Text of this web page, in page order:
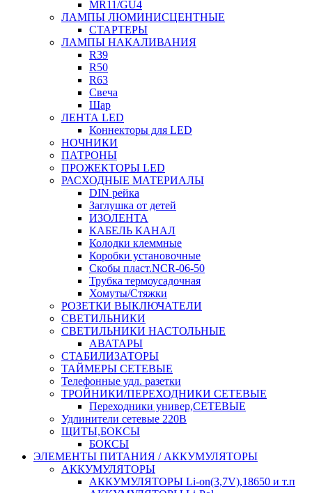
MR11/GU4
ЛАМПЫ ЛЮМИНИСЦЕНТНЫЕ
СТАРТЕРЫ
ЛАМПЫ НАКАЛИВАНИЯ
R39
R50
R63
Свеча
Шар
ЛЕНТА LED
Коннекторы для LED
НОЧНИКИ
ПАТРОНЫ
ПРОЖЕКТОРЫ LED
РАСХОДНЫЕ МАТЕРИАЛЫ
DIN рейка
Заглушка от детей
ИЗОЛЕНТА
КАБЕЛЬ КАНАЛ
Колодки клеммные
Коробки установочные
Скобы пласт.NCR-06-50
Трубка термоусадочная
Хомуты/Стяжки
РОЗЕТКИ ВЫКЛЮЧАТЕЛИ
СВЕТИЛЬНИКИ
СВЕТИЛЬНИКИ НАСТОЛЬНЫЕ
АВАТАРЫ
СТАБИЛИЗАТОРЫ
ТАЙМЕРЫ СЕТЕВЫЕ
Телефонные удл. разетки
ТРОЙНИКИ/ПЕРЕХОДНИКИ СЕТЕВЫЕ
Переходники универ,СЕТЕВЫЕ
Удлинители сетевые 220В
ЩИТЫ,БОКСЫ
БОКСЫ
ЭЛЕМЕНТЫ ПИТАНИЯ / АККУМУЛЯТОРЫ
АККУМУЛЯТОРЫ
АККУМУЛЯТОРЫ Li-on(3,7V),18650 и т.п